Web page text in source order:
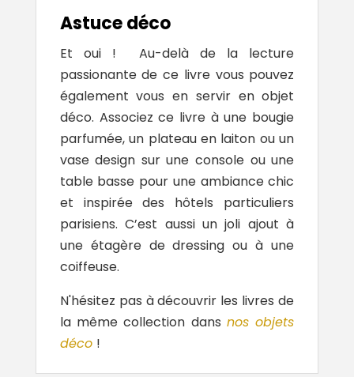
Astuce déco
Et oui ! Au-delà de la lecture
passionante de ce livre vous pouvez
également vous en servir en objet
déco. Associez ce livre à une bougie
parfumée, un plateau en laiton ou un
vase design sur une console ou une
table basse pour une ambiance chic
et inspirée des hôtels particuliers
parisiens. C’est aussi un joli ajout à
une étagère de dressing ou à une
coiffeuse.
N'hésitez pas à découvrir les livres de
la même collection dans nos objets
déco !